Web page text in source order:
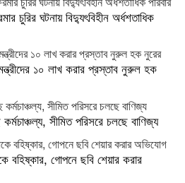
চুরির ঘটনায় বিদ্যুৎবিহীন অর্ধশতাধিক
১০ লাখ করার প্রস্তাব নুরুল হক
সীমিত পরিসরে চলছে বাণিজ্য
বহিষ্কার, গোপনে ছবি শেয়ার করার